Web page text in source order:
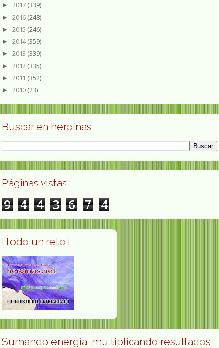
► 2017 (339)
► 2016 (248)
► 2015 (246)
► 2014(359)
► 2013 (339)
► 2012 (335)
► 2011 (352)
► 2010 (23)
Buscar en heroínas
Páginas vistas
9 4 4 3 6 7 4
¡Todo un reto ¡
Sumando energía, multiplicando resultados